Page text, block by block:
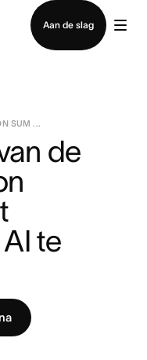
Aan de slag
verkoop
SUM ...
de
te